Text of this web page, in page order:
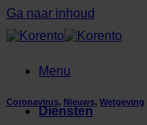
Ga naar inhoud
Menu
Diensten
Coronavirus, Nieuws, Wetgeving